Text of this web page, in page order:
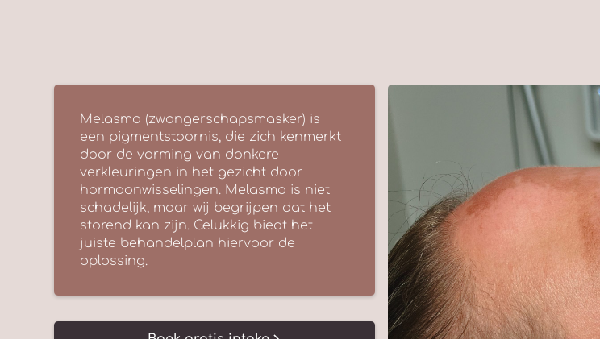
Melasma (zwangerschapsmasker) is
een pigmentstoornis, die zich kenmerkt
door de vorming van donkere
verkleuringen in het gezicht door
hormoonwisselingen. Melasma is niet
schadelijk, maar wij begrijpen dat het
storend kan zijn. Gelukkig biedt het
juiste behandelplan hiervoor de
oplossing.